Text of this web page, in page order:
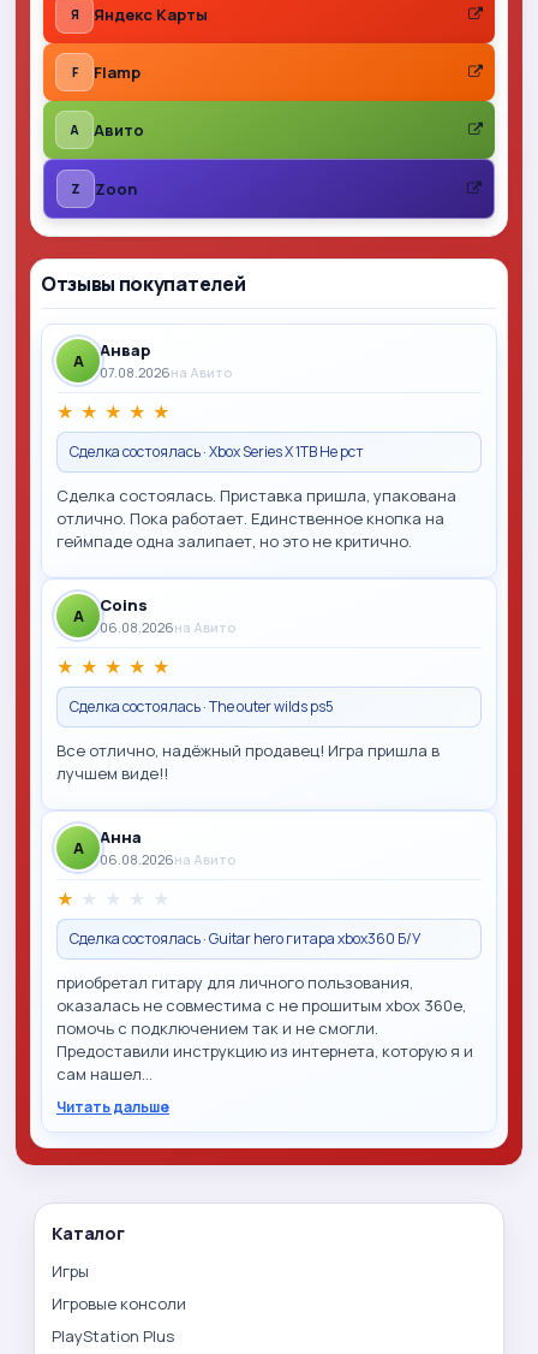
Отзывы покупателей
A Анвар
07.08.2026на Авито
★ ★ ★ ★ ★
Сделка состоялась · Xbox Series X 1TB Не рст
Сделка состоялась. Приставка пришла, упакована
отлично. Пока работает. Единственное кнопка на
геймпаде одна залипает, но это не критично.
A Coins
06.08.2026на Авито
★ ★ ★ ★ ★
Сделка состоялась · The outer wilds ps5
Все отлично, надёжный продавец! Игра пришла в
лучшем виде!!
A Анна
06.08.2026на Авито
★ ★ ★ ★ ★
Сделка состоялась · Guitar hero гитара xbox360 Б/У
приобретал гитару для личного пользования,
оказалась не совместима с не прошитым xbox 360e,
помочь с подключением так и не смогли.
Предоставили инструкцию из интернета, которую я и
сам нашел…
Читать дальше
Я Яндекс Карты
F Flamp
A Авито
Z Zoon
Каталог
Игры
Игровые консоли
PlayStation Plus